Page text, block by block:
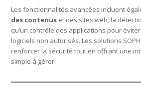
Les fonctionnalités avancées incluent
des contenus et des sites web, la
qu’un contrôle des applications pour
logiciels non autorisés. Les solutions
renforcer la sécurité tout en offrant une
simple à gérer.